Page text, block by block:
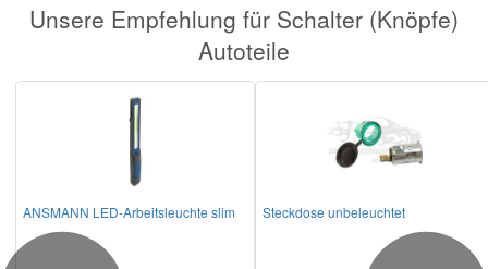
Unsere Empfehlung für Schalter (Knöpfe)
Autoteile
ANSMANN LED-Arbeitsleuchte slim Steckdose unbeleuchtet
Suzuki Ersatzteile
Toyota Ersatzteile
Vauxhall Ersatzteile